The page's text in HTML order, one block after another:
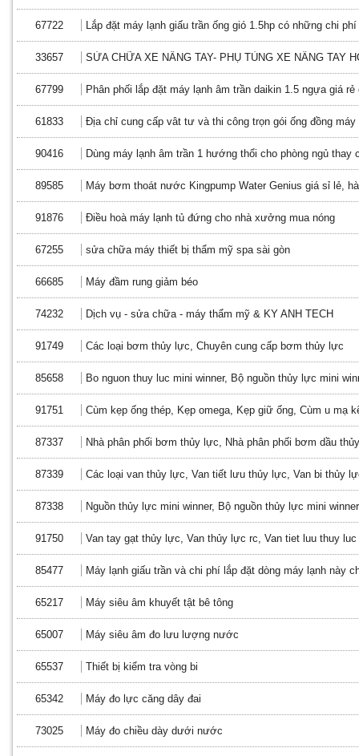
67722 Lắp đặt máy lạnh giấu trần ống gió 1.5hp có những chi
33657 SỬA CHỮA XE NÂNG TAY- PHỤ TÙNG XE NÂNG TAY
67799 Phân phối lắp đặt máy lạnh âm trần daikin 1.5 ngựa giá rẻ
61833 Địa chỉ cung cấp vât tư và thi công trọn gói ống đồng máy
90416 Dùng máy lạnh âm trần 1 hướng thổi cho phòng ngủ thay
89585 Máy bơm thoát nước Kingpump Water Genius giá sỉ lẻ,
91876 Điều hoà máy lạnh tủ đứng cho nhà xưởng mua nóng
67255 sửa chữa máy thiết bị thẩm mỹ spa sài gòn
66685 Máy đầm rung giảm béo
74232 Dịch vụ - sửa chữa - máy thẩm mỹ & KY ANH TECH
91749 Các loại bơm thủy lực, Chuyên cung cấp bơm thủy lực
85658 Bo nguon thuy luc mini winner, Bộ nguồn thủy lực mini
91751 Cùm kẹp ống thép, Kẹp omega, Kẹp giữ ống, Cùm u mạ
87337 Nhà phân phối bơm thủy lực, Nhà phân phối bơm dầu
87339 Các loại van thủy lực, Van tiết lưu thủy lực, Van bi thủy
87338 Nguồn thủy lực mini winner, Bộ nguồn thủy lực mini
91750 Van tay gạt thủy lực, Van thủy lực rc, Van tiet luu thuy luc
85477 Máy lạnh giấu trần và chi phí lắp đặt dòng máy lạnh này
65217 Máy siêu âm khuyết tật bê tông
65007 Máy siêu âm đo lưu lượng nước
65537 Thiết bị kiểm tra vòng bi
65342 Máy đo lực căng dây đai
73025 Máy đo chiều dày dưới nước